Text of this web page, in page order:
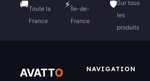
🚚Toute la
France
⚡Île-de-
France
🛡️Sur tous
les
produits
AVATTO
NAVIGATION